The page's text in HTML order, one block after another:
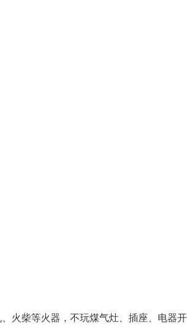
火柴等火器，不玩煤气灶、插座、电器开